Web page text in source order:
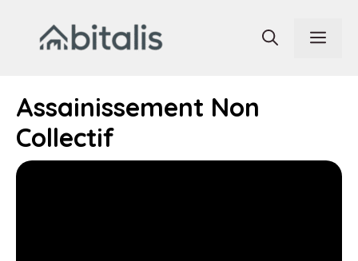
contenu
Assainissement Non
Collectif